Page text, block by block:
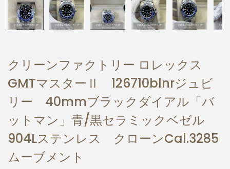
クリーンファクトリー ロレックス
GMTマスターⅡ 126710blnrジュビ
リー 40mmブラックダイアル「バ
ットマン」青/黒セラミックベゼル
904Lステンレス クローンCal.3285
ムーブメント